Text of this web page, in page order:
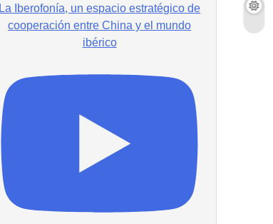
La Iberofonía, un espacio estratégico de
cooperación entre China y el mundo
ibérico